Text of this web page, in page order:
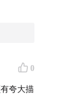
0
夸大描